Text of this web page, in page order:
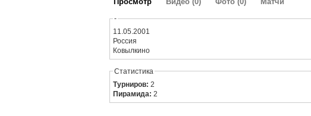
-
11.05.2001
Россия
Ковылкино
Статистика
Турниров:2
Пирамида:2